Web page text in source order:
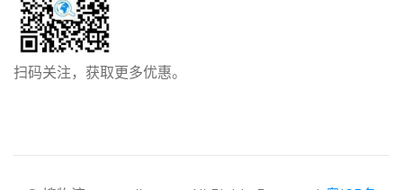
扫码关注，获取更多优惠。